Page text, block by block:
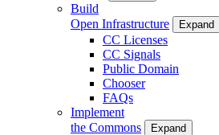
Build
Open Infrastructure
Expand
CC Licenses
CC Signals
Public Domain
Chooser
FAQs
Implement
the Commons
Expand